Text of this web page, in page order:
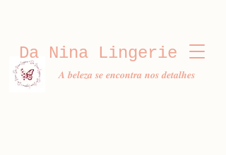
Da Nina Lingerie
𝑨 𝒃𝒆𝒍𝒆𝒛𝒂 𝒔𝒆 𝒆𝒏𝒄𝒐𝒏𝒕𝒓𝒂 𝒏𝒐𝒔 𝒅𝒆𝒕𝒂𝒍𝒉𝒆𝒔